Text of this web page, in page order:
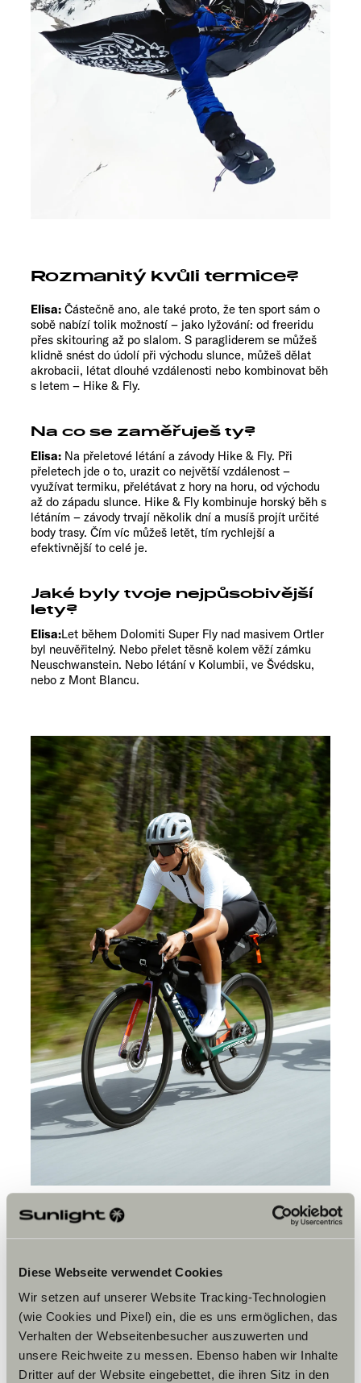
Diese Webseite verwendet Cookies
Wir setzen auf unserer Website Tracking-Technologien
(wie Cookies und Pixel) ein, die es uns ermöglichen, das
Verhalten der Webseitenbesucher auszuwerten und
unsere Reichweite zu messen. Ebenso haben wir Inhalte
Dritter auf der Website eingebettet, die ihren Sitz in den
Rozmanitý kvůli termice?
Elisa: Částečně ano, ale také proto, že ten sport sám o
sobě nabízí tolik možností – jako lyžování: od freeridu
přes skitouring až po slalom. S paragliderem se můžeš
klidně snést do údolí při východu slunce, můžeš dělat
akrobacii, létat dlouhé vzdálenosti nebo kombinovat běh
s letem – Hike & Fly.
Na co se zaměřuješ ty?
Elisa: Na přeletové létání a závody Hike & Fly. Při
přeletech jde o to, urazit co největší vzdálenost –
využívat termiku, přelétávat z hory na horu, od východu
až do západu slunce. Hike & Fly kombinuje horský běh s
létáním – závody trvají několik dní a musíš projít určité
body trasy. Čím víc můžeš letět, tím rychlejší a
efektivnější to celé je.
Jaké byly tvoje nejpůsobivější
lety?
Elisa:Let během Dolomiti Super Fly nad masivem Ortler
byl neuvěřitelný. Nebo přelet těsně kolem věží zámku
Neuschwanstein. Nebo létání v Kolumbii, ve Švédsku,
nebo z Mont Blancu.
V roce 2024 jsi dojela z
silničním kole…
Elisa: Přesně tak – za pět dní. Potom jsme vystoupali na
vrchol a z výšky 4 809 metrů jsme se spustili zpět do
údolí. Byl to neskutečný zážitek – a můj první filmový
projekt. Vznikl z toho 25minutový dokument „A Journey 2
Mont Blanc“.